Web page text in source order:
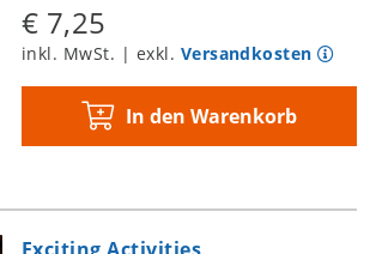
€ 7,25
inkl. MwSt. | exkl. Versandkosten
In den Warenkorb
Exciting Activities